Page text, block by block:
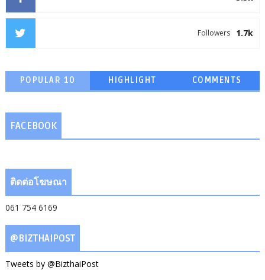
1.7k
Followers
POPULAR 10 HIGHLIGHT COMMENTS
FACEBOOK
ติดต่อโฆษณา
061 754 6169
@BIZTHAIPOST
Tweets by @BizthaiPost